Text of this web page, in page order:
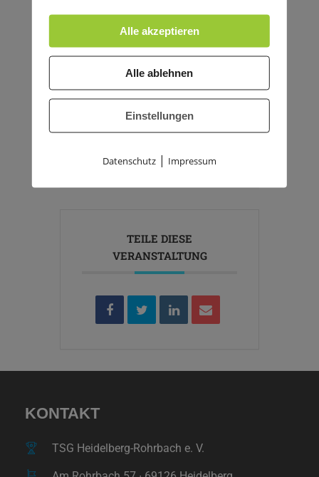
+ iCal / Outlook export
TEILE DIESE
VERANSTALTUNG
KONTAKT
TSG Heidelberg-Rohrbach e. V.
Alle akzeptieren
Alle ablehnen
Einstellungen
Datenschutz| Impressum